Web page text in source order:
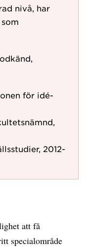
nivå, har
för idé-
2012-
att få
specialområde